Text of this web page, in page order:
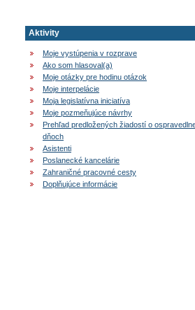
Aktivity
Moje vystúpenia v rozprave
Ako som hlasoval(a)
Moje otázky pre hodinu otázok
Moje interpelácie
Moja legislatívna iniciatíva
Moje pozmeňujúce návrhy
Prehľad predložených žiadostí o
dňoch
Asistenti
Poslanecké kancelárie
Zahraničné pracovné cesty
Doplňujúce informácie